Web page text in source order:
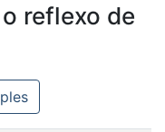
reflexo de